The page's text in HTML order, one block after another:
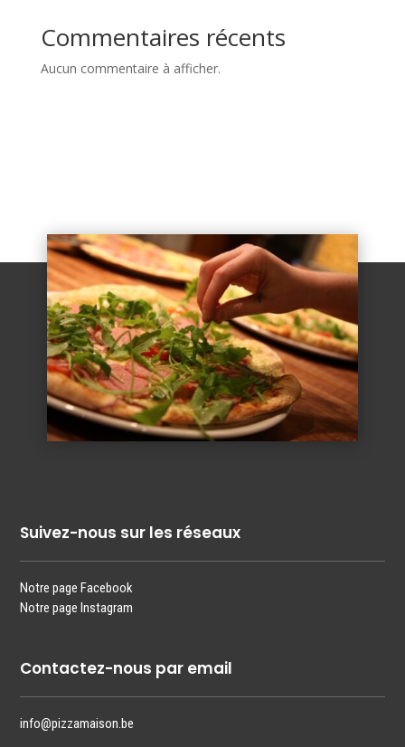
Commentaires récents
Aucun commentaire à afficher.
Suivez-nous sur les réseaux
Notre page Facebook
Notre page Instagram
Contactez-nous par email
info@pizzamaison.be